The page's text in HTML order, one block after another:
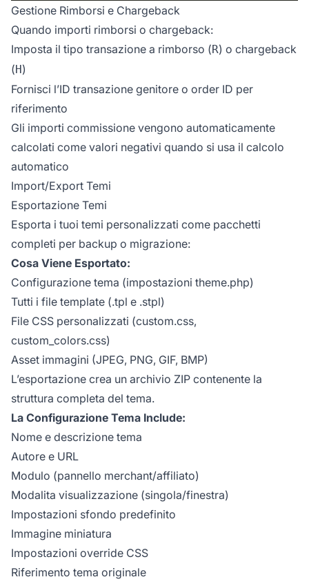
Gestione Rimborsi e Chargeback
Quando importi rimborsi o chargeback:
Imposta il tipo transazione a rimborso (R) o chargeback
(H)
Fornisci l’ID transazione genitore o order ID per
riferimento
Gli importi commissione vengono automaticamente
calcolati come valori negativi quando si usa il calcolo
automatico
Import/Export Temi
Esportazione Temi
Esporta i tuoi temi personalizzati come pacchetti
completi per backup o migrazione:
Cosa Viene Esportato:
Configurazione tema (impostazioni theme.php)
Tutti i file template (.tpl e .stpl)
File CSS personalizzati (custom.css,
custom_colors.css)
Asset immagini (JPEG, PNG, GIF, BMP)
L’esportazione crea un archivio ZIP contenente la
struttura completa del tema.
La Configurazione Tema Include:
Nome e descrizione tema
Autore e URL
Modulo (pannello merchant/affiliato)
Modalita visualizzazione (singola/finestra)
Impostazioni sfondo predefinito
Immagine miniatura
Impostazioni override CSS
Riferimento tema originale